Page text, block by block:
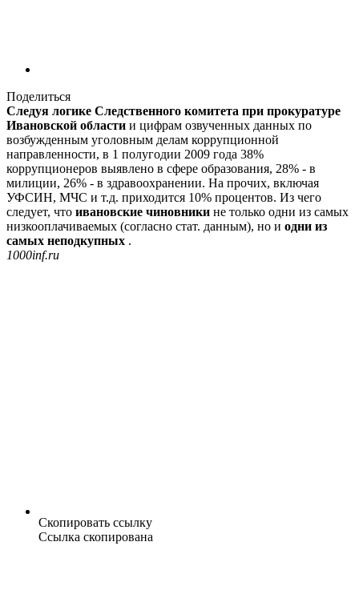
Поделиться
Следуя логике Следственного комитета при прокуратуре
Ивановской области и цифрам озвученных данных по
возбужденным уголовным делам коррупционной
направленности, в 1 полугодии 2009 года 38%
коррупционеров выявлено в сфере образования, 28% - в
милиции, 26% - в здравоохранении. На прочих, включая
УФСИН, МЧС и т.д. приходится 10% процентов. Из чего
следует, что ивановские чиновники не только одни из самых
низкооплачиваемых (согласно стат. данным), но и одни из
самых неподкупных .
1000inf.ru
Скопировать ссылку
Ссылка скопирована